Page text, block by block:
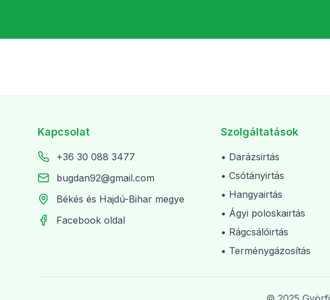
Kapcsolat
+36 30 088 3477
bugdan92@gmail.com
Békés és Hajdú-Bihar megye
Facebook oldal
Szolgáltatások
• Darázsirtás
• Csótányirtás
• Hangyairtás
• Ágyi poloskairtás
• Rágcsálóirtás
• Terménygázosítás